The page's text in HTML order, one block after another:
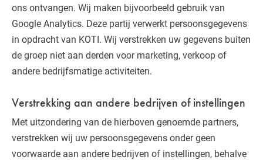
ons ontvangen. Wij maken bijvoorbeeld gebruik van
Google Analytics. Deze partij verwerkt persoonsgegevens
in opdracht van KOTI. Wij verstrekken uw gegevens buiten
de groep niet aan derden voor marketing, verkoop of
andere bedrijfsmatige activiteiten.
Verstrekking aan andere bedrijven of instellingen
Met uitzondering van de hierboven genoemde partners,
verstrekken wij uw persoonsgegevens onder geen
voorwaarde aan andere bedrijven of instellingen, behalve